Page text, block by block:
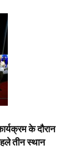
के दौरान
तीन स्थान